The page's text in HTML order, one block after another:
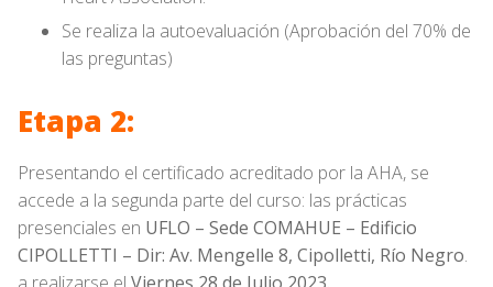
Se realiza la autoevaluación (Aprobación del 70% de
las preguntas)
Etapa 2:
Presentando el certificado acreditado por la AHA, se
accede a la segunda parte del curso: las prácticas
presenciales en UFLO – Sede COMAHUE – Edificio
CIPOLLETTI – Dir: Av. Mengelle 8, Cipolletti, Río Negro.